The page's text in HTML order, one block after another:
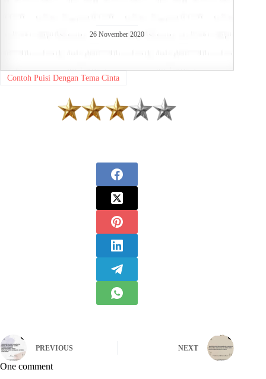
26 November 2020
Contoh Puisi Dengan Tema Cinta
PREVIOUS NEXT
One comment